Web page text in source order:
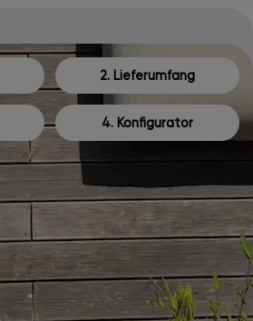
2. Lieferumfang
4. Konfigurator